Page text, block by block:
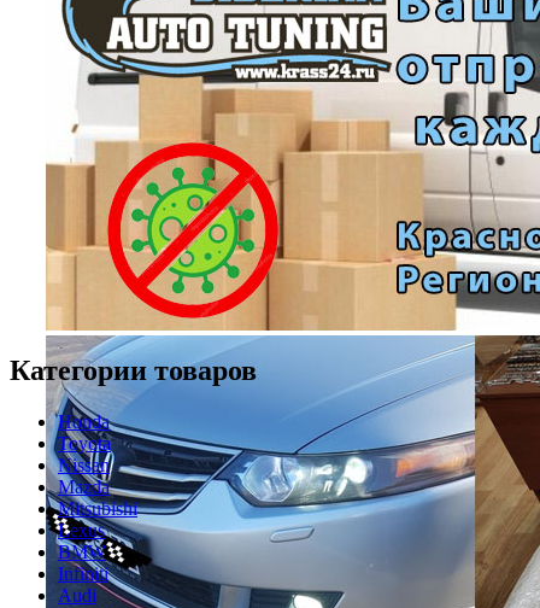
Категории товаров
Honda
Toyota
Nissan
Mazda
Mitsubishi
Lexus
BMW
Infiniti
Audi